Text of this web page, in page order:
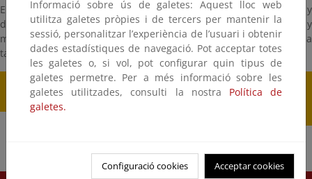
El "
PAE en cinco minutos
", entendido como producto de difusión y
destinado a un público más general, presenta los datos y
mensajes mas relevantes en una web especialmente diseñada a
tal fin.
Informe ambiental
de España
Portal de
indicadores
Informació sobre ús de galetes: Aquest lloc web
utilitza galetes pròpies i de tercers per mantenir la
sessió, personalitzar l’experiència de l’usuari i obtenir
dades estadístiques de navegació. Pot acceptar totes
les galetes o, si vol, pot configurar quin tipus de
galetes permetre. Per a més informació sobre les
galetes utilitzades, consulti la nostra Política de
galetes.
Configuració cookies Acceptar cookies